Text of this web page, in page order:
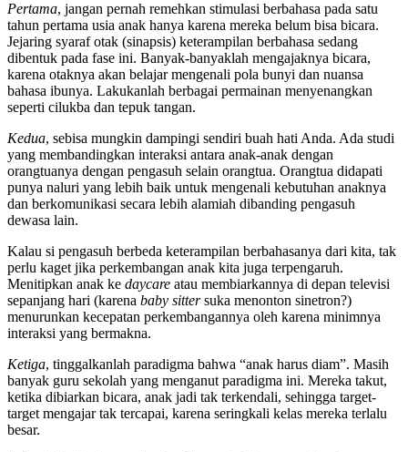
Pertama, jangan pernah remehkan stimulasi berbahasa pada satu
tahun pertama usia anak hanya karena mereka belum bisa bicara.
Jejaring syaraf otak (sinapsis) keterampilan berbahasa sedang
dibentuk pada fase ini. Banyak-banyaklah mengajaknya bicara,
karena otaknya akan belajar mengenali pola bunyi dan nuansa
bahasa ibunya. Lakukanlah berbagai permainan menyenangkan
seperti cilukba dan tepuk tangan.
Kedua, sebisa mungkin dampingi sendiri buah hati Anda. Ada studi
yang membandingkan interaksi antara anak-anak dengan
orangtuanya dengan pengasuh selain orangtua. Orangtua didapati
punya naluri yang lebih baik untuk mengenali kebutuhan anaknya
dan berkomunikasi secara lebih alamiah dibanding pengasuh
dewasa lain.
Kalau si pengasuh berbeda keterampilan berbahasanya dari kita, tak
perlu kaget jika perkembangan anak kita juga terpengaruh.
Menitipkan anak ke daycare atau membiarkannya di depan televisi
sepanjang hari (karena baby sittersuka menonton sinetron?)
menurunkan kecepatan perkembangannya oleh karena minimnya
interaksi yang bermakna.
Ketiga, tinggalkanlah paradigma bahwa “anak harus diam”. Masih
banyak guru sekolah yang menganut paradigma ini. Mereka takut,
ketika dibiarkan bicara, anak jadi tak terkendali, sehingga target-
target mengajar tak tercapai, karena seringkali kelas mereka terlalu
besar.